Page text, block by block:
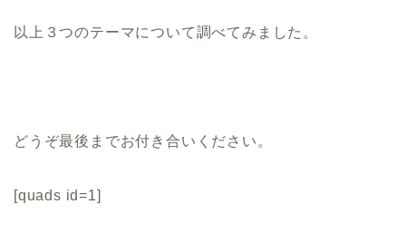
以上３つのテーマについて調べてみました。
どうぞ最後までお付き合いください。
[quads id=1]